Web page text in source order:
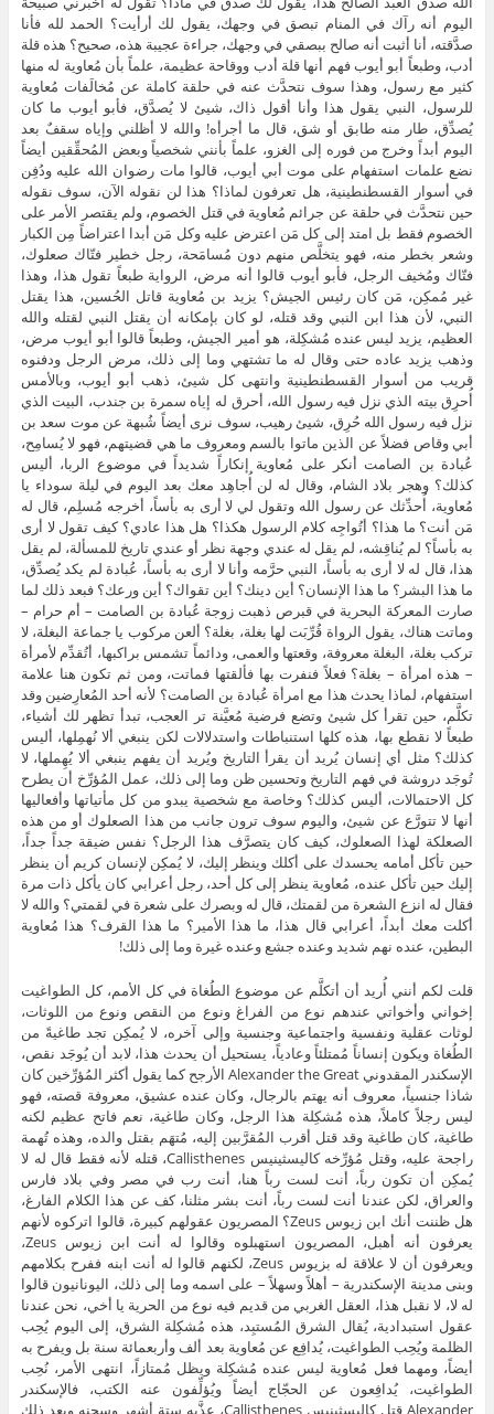
اليوم أنه رآك في المنام تبصق في وجهك، يقول لك أرأيت؟ الحمد لله فأنا
صدَّقته، أنا أثبت أنه صالح ببصقي في وجهك، جراءة عجيبة هذه، صحيح؟ هذه قلة
أدب، وطبعاً أبو أيوب فهم أنها قلة أدب ووقاحة عظيمة، علماً بأن مُعاوية له منها
كثير مع رسول، وهذا سوف نتحدَّث عنه في حلقة كاملة عن مُخالَفات مُعاوية
للرسول، النبي يقول هذا وأنا أقول ذاك، شيئ لا يُصدَّق، فأبو أيوب ما كان
يُصدِّق، طار منه طابق أو شق، قال ما أجرأه! والله لا أظلني وإياه سقفٌ بعد
اليوم أبداً وخرج من فوره إلى الغزو، علماً بأنني شخصياً وبعض المُحقِّقين أيضاً
نضع علمات استفهام على موت أبي أيوب، قالوا مات رضوان الله عليه ودُفِن
في أسوار القسطنطينية، هل تعرفون لماذا؟ هذا لن نقوله الآن، سوف نقوله
حين نتحدَّث في حلقة عن جرائم مُعاوية في قتل الخصوم، ولم يقتصر الأمر على
الخصوم فقط بل امتد إلى كل مَن اعترض عليه وكل مَن أبدا اعتراضاً مِن الكبار
وشعر بخطر منه، فهو يتخلَّص منهم دون مُسامَحة، رجل خطير فتّاك صعلوك،
فتّاك ومُخيف الرجل، فأبو أيوب قالوا أنه مرض، الرواية طبعاً تقول هذا، وهذا
غير مُمكِن، مَن كان رئيس الجيش؟ يزيد بن مُعاوية قاتل الحُسين، هذا يقتل
النبي، لأن هذا ابن النبي وقد قتله، لو كان بإمكانه أن يقتل النبي لقتله والله
العظيم، يزيد ليس عنده مُشكِلة، هو أمير الجيش، وطبعاً قالوا أبو أيوب مرض،
وذهب يزيد عاده حتى وقال له ما تشتهي وما إلى ذلك، مرض الرجل ودفنوه
قريب من أسوار القسطنطينية وانتهى كل شيئ، ذهب أبو أيوب، وبالأمس
أُحرِق بيته الذي نزل فيه رسول الله، أحرق له إياه سمرة بن جندب، البيت الذي
نزل فيه رسول الله حُرِق، شيئ رهيب، سوف نرى أيضاً شُبهة عن موت سعد بن
أبي وقاص فضلاً عن الذين ماتوا بالسم ومعروف ما هي قضيتهم، فهو لا يُسامِح،
عُبادة بن الصامت أنكر على مُعاوية إنكاراً شديداً في موضوع الربا، أليس
كذلك؟ وهجر بلاد الشام، وقال له لن أُجاهِد معك بعد اليوم في ليلة سوداء يا
مُعاوية، أُحدِّثك عن رسول الله وتقول لي لا أرى به بأساً، أخرجه مُسلِم، قال له
مَن أنت؟ ما هذا؟ أتُواجِه كلام الرسول هكذا؟ هل هذا عادي؟ كيف تقول لا أرى
به بأساً؟ لم يُناقِشه، لم يقل له عندي وجهة نظر أو عندي تاريخ للمسألة، لم يقل
هذا، قال له لا أرى به بأساً، النبي حرَّمه وأنا لا أرى به بأساً، عُبادة لم يكد يُصدِّق،
ما هذا البشر؟ ما هذا الإنسان؟ أين دينك؟ أين تقواك؟ أين ورعك؟ فبعد ذلك لما
صارت المعركة البحرية في قبرص ذهبت زوجة عُبادة بن الصامت – أم حرام –
وماتت هناك، يقول الرواة قُرِّبَت لها بغلة، بغلة؟ ألعن مركوب يا جماعة البغلة، لا
تركب بغلة، البغلة معروفة، وقعتها والعمى، ودائماً تشمس براكبها، أتُقدِّم لأمرأة
– هذه امرأة – بغلة؟ فعلاً فنفرت بها فألقتها فماتت، ومن ثم تكون هنا علامة
استفهام، لماذا يحدث هذا مع امرأة عُبادة بن الصامت؟ لأنه أحد المُعارِضين وقد
تكلَّم، حين تقرأ كل شيئ وتضع فرضية مُعيَّنة تر العجب، تبدأ تظهر لك أشياء،
طبعاً لا نقطع بها، هذه كلها استنباطات واستدلالات لكن ينبغي ألا نُهمِلها، أليس
كذلك؟ مثل أي إنسان يُريد أن يقرأ التاريخ ويُريد أن يفهم ينبغي ألا يُهِملها، لا
تُوجَد دروشة في فهم التاريخ وتحسين ظن وما إلى ذلك، عمل المُؤرِّخ أن يطرح
كل الاحتمالات، أليس كذلك؟ وخاصة مع شخصية يبدو من كل مأتياتها وأفعاليها
أنها لا تتورَّع عن شيئ، واليوم سوف ترون جانب من هذا الصعلوك أو من هذه
الصعلكة لهذا الصعلوك، كيف كان يتصرَّف هذا الرجل؟ نفس ضيقة جداً جداً،
حين تأكل أمامه يحسدك على أكلك وينظر إليك، لا يُمكِن لإنسان كريم أن ينظر
إليك حين تأكل عنده، مُعاوية ينظر إلى كل أحد، رجل أعرابي كان يأكل ذات مرة
فقال له انزع الشعرة من لقمتك، قال له وبصرك على شعرة في لقمتي؟ والله لا
أكلت معك أبداً، أعرابي قال هذا، ما هذا الأمير؟ ما هذا القرف؟ هذا مُعاوية
البطين، عنده نهم شديد وعنده جشع وعنده غيرة وما إلى ذلك!
قلت لكم أنني أُريد أن أتكلَّم عن موضوع الطُغاة في كل الأمم، كل الطواغيت إخواني وأخواتي عندهم نوع من الفراغ ونوع من النقص ونوع من اللوثات، لوثات عقلية ونفسية واجتماعية وجنسية وإلى آخره، لا يُمكِن تجد طاغيةً من الطُغاة ويكون إنساناً مُمتلئاً وعادياً، يستحيل أن يحدث هذا، لابد أن يُوجَد نقص، الإسكندر المقدوني Alexander the Great الأرجح كما يقول أكثر المُؤرِّخين كان شاذا جنسياً، معروف أنه يهتم بالرجال، وكان عنده عشيق، معروفة قصته، فهو ليس رجلاً كاملاً، هذه مُشكِلة هذا الرجل، وكان طاغية، نعم فاتح عظيم لكنه طاغية، كان طاغية وقد قتل أقرب المُقرَّبين إليه، مُتهَم بقتل والده، وهذه تُهمة راجحة عليه، وقتل مُؤرِّخه كاليسثينيس Callisthenes، قتله لأنه فقط قال له لا يُمكِن أن تكون رباً، أنت لست رباً هنا، أنت رب في مصر وفي بلاد فارس والعراق، لكن عندنا أنت لست رباً، أنت بشر مثلنا، كف عن هذا الكلام الفارغ، هل ظننت أنك ابن زيوس Zeus؟ المصريون عقولهم كبيرة، قالوا اتركوه لأنهم يعرفون أنه أهبل، المصريون استهبلوه وقالوا له أنت ابن زيوس Zeus، ويعرفون أن لا علاقة له بزيوس Zeus، لكنهم قالوا له أنت ابنه ففرح بكلامهم وبنى مدينة الإسكندرية – أهلاً وسهلاً – على اسمه وما إلى ذلك، اليونانيون قالوا له لا، لا نقبل هذا، العقل الغربي من قديم فيه نوع من الحرية يا أخي، نحن عندنا عقول استبدادية، يُقال الشرق المُستبِد، هذه مُشكِلة الشرق، إلى اليوم يُحِب الظلمة ويُحِب الطواغيت، يُدافِع عن مُعاوية بعد ألف وأربعمائة سنة بل ويفرح به أيضاً، ومهما فعل مُعاوية ليس عنده مُشكِلة ويظل مُمتازاً، انتهى الأمر، نُحِب الطواغيت، يُدافِعون عن الحجّاج أيضاً ويُؤلِّفون عنه الكتب، فالإسكندر Alexander قتل كاليسثينيس Callisthenes، عذَّبه ستة أشهر وسجنه وبعد ذلك قتله، فهو طاغية، أحرق بلاداً كاملة أيضاً، طريقة الإسكندر Alexander أنه يدخل بلد ما فإذا استسلمت له يُعامِلها كما يُعامِل الفاتحون، يأسر ويأخذ النسوان وما إلى ذلك، إذا لم تستسلم يحرق البلد بما فيها، تدمير كامل، ما هذا الملعون؟ شخص مُعقَّد طاغية Tyrant، تعال وانظر إلى هتلر Hitler، تعال وانظر إلى نابليون Napoléon، نابليون Napoléon ثبت عنه الآتي وهناك بعض الوثائق الدقيقة جداً جداً، الرجل في آخر حياته في سانت هيلانة Saint Helena خرجت له أثداء كأثداء النساء وأصبحت مقعدته عظيمة جداً، أي خلفيته، فثبت أن الرجل للأسف الشديد عنده نقص هرموني، وأنت حين تراه تجد مُشكِلة فعلاً في شخصيته، نابليون Napoléon ليس رجلاً كاملاً، فمثل هذا الرجل الذي كان مطعوناً في الرجل لابد أن يُصبِح أكبر قائد وأكبر فاتح ويُدمِّر الدنيا، القذّافي من يوم يومي كما يُقال وأنا أُشير إلى انحراف القذّافي الجنسي، الطُغيان الذي في شخصية القذّافي والعُقدة القاتلة عنده من كل رجل واضحة، حتى حراسته من النسوان، لا يُريد الرجال، يحقد حتى على لاعبي كرة القدم، أنا رسّام فماذا عني؟ لا يحتمل هذا، وقد رأينا اللقاء مع المُصوِّر الخاص به، قال كنت أكون يوماً معه وثلاثة أيام في السجن أو أكون يوماً معه وأربعة أيام في السجن، قال لا يحتمل أبداً أن تقول له فلان مُصوِّر عظيم، لا تقل هذا وإلا تُقطَع رأسه، القذّافي مُصوِّر عظيم، لم يبقى إلا أن يكون زبّالاً عظيماً، في كل شيئ يتفوَّق القذّافي، لا يحتمل نجاح أحد، لماذا؟ لأنه مطعون الرجولة، وبعد ذلك ثبت هذا ببعض الأشياء، المُهِم هذه موضوعات أُخرى ولا نحكي كل ما نعرفه، الآن يُوجَد رجل ألماني عمره ثمانين سنة وقد عاش مع القذّافي عشرين سنة في الداخل، الآن يكتب كتاباً، أنا بيني وبين هذا الألماني واسطة واحدة حدَّثتي بكل شيئ، وسوف يصدر هذا الكتاب، عشرون سنة في حظيرة القذّافي، قال هو شاذ وجماعة من أولاده شاذين كانوا، وواضح تماماً هذا، أنا – والله العظيم – قلت – وذكرت هذا في خُطبتي قبل أن تصلني هذه المعلومة عن هذا الألماني، علماً بأن هذا الألماني جنرال كبير وملياردير كبير جداً جداً – عنده مُشكِلة جندرية، أليس كذلك؟ وقال الليبيون كنا نظن في هذا الطاغية كل شيئ إلا المُشكِلة الجندرية هذه لم ننتبه إليها، لكن أنا كنت مُنتبهاً إليها، كنت أعرفها وأراها تماماً، عبد الناصر لم أستثنه، أليس كذلك؟ لم تُعجِبني لُغة عبد الناصر، أسلوبه في الكلام يُشير إلى شيئ، وقلت لكم سيكشف التاريخ هذا، إلى الآن لم ينكشف هذا لكن سوف ينكشف، يقول خلقت فيكم العزة والكرامة بطريقة تختلف عن طريقة الرجال، الرجل لا يتكلَّم بهذه الطريقة، يقول العزة والكرامة بصوت غريب، الرجل لا يتكلَّم هكذا، هناك مُشكِلة مُعيَّنة، هتلر Hitler كان كذلك، كنت صغيراً في الأعدادية ورأيت كيف كان يتكلَّم فقلت هذا مُخنَّث، مُستحيل، ما هذه الحركات؟ ما هذا؟ وفعلاً خرجت شُبهة كبيرة على هتلر Hitler، العقاد لم تفته مُلاحَظة هذا الأمر، وكتب هتلر Hitler في الميزان واتهمه بوجود نقص في الرجولة، وقال صدره رفيع وحوضه عريض جداً، قال عنده مُشكِلة هرمونية، العقّاد ذكي، فطلب رأسه هتلر Hitler، ولما دخل قواته مصر فرّ إلى السودان العقّاد، كان مطلوب الرأس، ذكي ولم يفته الأمر هذا، وفعلاً اتضح أن هتلر Hitler عنده مُشكِلة، الآن بدأ يتكشَّف الأمر، لا يُوجَد طاغية إلا وعنده عُقدة، ليس شرطاً أن تكون عُقدة جنسية فانتبهوا، هذه الناحية الجنسية، هناك عُقدة الفقر، يكون صعلوكاً، يكون رجلاً وليس عنده أي مُشكِلة لكنه يعيش في أسرة فقيرة جداً جداً، لا يجد الخبز كما يقولون، لا يجد شيئاً، عُيَّر بالفقر وعيَّرت أمه وربما اضطرت أن تعمل عند الناس خادمة وما إلى ذلك، يُصبِح حاقداً على المُجتمَع وعنده عُقدة المال، يكبر ويُصبِح رئيساً أو يُصبِح وزيراً أو يُصبِح أميراً فيُحِب أن يحتاز الدنيا بما فيها، لا يشبع ولا يقنع، يُجنِّن الناس ويطلب المزيد باستمرار، يقول هات دائماً، أنا أفترض الآن – وقلت هذا للإخوة بعد الدرس فأنا أُحِب أن أكون صريحاً – أن مُعاوية عنده على الأقل كلتا العُقدتين، طبعاً هناك عُقد في النسب، كأن يكون الإنسان مطعوناً في نسبه، ظنين وزنيم، يُقال هذا أبوه أو ليس أباه وأمه أخطأت وما إلى ذلك، هذه المسألة تُحدِث له عُقدة كبيرة جداً جداً، ولذلك المطعونون في أنسابهم – والعياذ بالله – دائماً يشتغلون إما جواسيس أو أعوان للظلمة أو طواغيت وما إلى ذلك، لعنة على الناس، وقل مَن ينجو منهم، بعضهم يُمكِن أن ينجو ويُصبِح إنساناً صالحاً، هذا موجود، لكن مُعظَمهم ليس كذلك، لأنه حاقد، حاقد على المُجتمَع وعلى أبيه وعلى أمه وعلى كل شيئ، لا يكون المسكين إنساناً سوياً، وقد يكون عند الله له بعض العُذر، على كل حال هناك عُقد كثيرة، تخيَّل أن ابن الزنا يُصبِح رئيساً، لماذا نقول هذا؟ لأن زياد ابن أبيه هو ابم زنا، وهذا صار والياً على البصرة والكوفة ونواحي خراسان، ذبح الدنيا هذا ودمَّر الناس، ابنه نفس الشيئ، أعني عُبيد الله بن زياد، هؤلاء أولاد حرام، ماذا تتوقع منه أن يفعل؟ هذا يقتل ابن النبي، يفرح بنفسه لأنه قتل ابن النبي، يقول البعيد نعم أنا ابن زنا لكن أنا تسببت في قتل ابن النبي، لعنة الله عليك وعلى أصلك، لا يهتم ويجد مَن يُؤيده، هذه عُقد، أنواع من العُقد واللوثات، أنا أفترض أن مُعاوية عنده عُقدتان بالنسبة لي واضحتان، عُقدة الصعلكة والفقر، حديث صعلوك لا مال له، وحديث يا رسول إنا أبا سُفيان رجل شحيح لا يُعطيني ما يكفيني وولدي، وهذا الحديث معروف ومشهور جداً وهو حديث صحيح، قال لها خُذي – هند – ما يكفيكِ وولدكِ بالمعروف، فهمنا الآن أنه ابن سُفيان وزعيم بني كنانة بعد موت جده عُتبة في معركة بدر وأبو سُفيان رأس الأحزاب وكهف الكفّار والمُنافِقين وما إلى ذلك لكن أبو سُفيان عاش ومات مسّيكاً شحيحاً بخيلاً، جلدة كما نقول بالعامية، كان جلدة لا يبض بقطرة، فولد مثل مُعاوية طبعاً عنده طموح وما إلى ذلك مثل أمه – أخذ الطموح من أمه – يعيش بهذا يُصبِح ناقماً ومُتعطِّشاً للأموال، سوف ترون اليوم طرفاً من عشق هذا الصعلوك للمال، عشق غريب لم أر مثله، لم أر أحداً يعشق المال في جيل الصحابة والجيل المُبارَك مثل مُعاوية بن أبي سُفيان، عشق رهيب، لا يشبع الرجل، لا يشبع ولا يقنع وهذا عجيب، فهذا كان أولاً، ثانياً العُقدة الجنسية وهي العقدة الثانية، كل أوصاف مُعاوية في كل الكتب التي أرَّخت له تُؤكِّد أن عنده مُشكِلة، وكان يُلقَّب بالمُسته، يُقال في وصفه وكان مُستَهاً، ما معنى وكان مُستَهاً؟ خلفيته – عدم المُؤاخَذة في هذه الكلمة – عظيمة، ولذلك تعرفون ما حدث حين جاء له أحد الناس ومد رجليه، ومُعاوية لأنه صعلوك لا يقدر على أن يسكت، لابد أن يُهينك بكلمة في عِرضك أو في شكلك أو في أكلك، صعلوك فعلاً، لا يتصرَّف كملك حقيقي، وقالوا مُعاوية – هذا يُنسَب إلى الصحابة وهذا كذب، هذا مُهِم لكي تعرفوا هذا الكذب وتعرفوا كيف يُضحَك علينا – أسود الناس، قالوا وكان لا يُدانيه في السيادة – أي لا أبي بكر ولا عمر ولا عثمان ولا عليّ – إلا رسول الله، ما شاء الله بعد الرسول أكثر رجل يُمكِن أن يكون ملكاً وسيداً مُعاوية، كذبتم يا أخي، اتركوا هذا الكلام الفارغ، اقرأوا تراجم مُعاوية، مُعاوية صعلوك حقيقي، ألفاظه وحياته كلها صعلكة في صعلكة، ملك في حقيقته صعلوك أو صعلوك في ثوب ملك، لا نُريد أن نُغَش عنه، مَن يُحِب أن يُخدَع فيه فليُخدّع وليفرح بهذا الصعلوك الذي يُحِبه، لكن نحن لا نُخدَع فيه، هذا الرجل مد رجليه فمُباشَرةً نبذه، قال يا ليت لي جارية لها مثل ساقيك، قال له في مثل عجيزتك يا أمير المُؤمِنين، مُباشَرةً أفحمه، العرب كان عندهم نوع من الحرية، أبيع لك ديني – كان بعضهم يبيع دينه – لكن إياك أن تتكلَّم في شيئ يطعن في شخصياً لكي تُهينني، لا أتحمَّل ولو وصل الأمر إلى قطع رأسي، عندهم هذا الشيئ الأعراب، قال له في مثل عجيزتك يا أمير المُؤمِنين، عجيزة مثل عجيزتك وسيقان مثل سيقاني، أهلاً وسهلاً بهذا، مُباشَرةً قال له هذا فسكت أو بالأحرى أُسكِت، صعلوك، لماذا تجر على نفسك مثل هاته المقالات؟ لأنه يتحمَّل السكوت عن الناس، يُحِب أن يُؤذي الناس، سوف ترون كيف آذي أسامة بن زيد بعد قليل في أمه، أي أم أيمن، شيئ عار، لكن هكذا طبع هذا الرجل، على كل حال هناك العُقدة الجنسية، ليس فقط لأنه كان مُستَهاً لأن سوف ترون روايات أُخرى عنه، أنا قلت أنني أعربت عن شكي في موضوع سوف نُناقِشه حين نأنتي إلى موضوع الذين اغتالهم أو شارك في اغتيالهم مُعاوية، وهو عندنا ليس بريئاً تماماً طبعا، ليس مُداناً مائة في المائة لكن ليس بريئاً تماماً من اغتيال عليّ، وحكاية أن ثلاثة من الخوارج خرجوا فذهب أحدهم إلى مصر وذهب الثاني إلى الشام وذهب الثالث إلى الكوفة غير مقبولة، الذي اغتال الأسد – أسد الله الغالب – كيف نجح؟ أعني عبد الرحمن بن ملجم لعنة الله عليه، واغتال مَن؟ الأسد الذي تخاف أن تقترب منه، هذا عليّ عليه السلام، عليّ لم يقدر أحد عليه، أفرس الفرسان، لكن هذا نجح في اغتياله ما شاء الله، عمرو بن العاص لم يخرج، قدر ومقدور، خرج القاضي وقُتِل، مُعاوية ضُرِب فقط في خلفيته وأُصيبت فخذه، هكذا قالوا، هل فعلاً حدث هذا الكلام؟ قالوا حدث وبعد ذلك جاء الطبيب وقال له إما أن أكويك بالنار فتبرأ وإما أن تشرب دواءً مُراً جداً فتشفى يا أمير المُؤمِنين ولكن ينقطع نسلك، أنا لم أُصدِّق هذا، قال النار لا صبر لي عليها، كان عنده يزيد وربما عبد الله، أي كان عنده اثنان، لم يكن عنده أولاد، معروف أن آل حرب كانوا قلة، مُعاوية كان يغتاظ من هذا، لماذا آل حرب قلة؟ آل أبي العاص كانوا كثرة، النبي تنبأ بهذا وقال إذا بلغ بنو أبي العاص ثلاثين رجلاً اتخذوا دين الله دخلاً وعباد الله خولاً ومال الله دولاً، وهذا الذي حدث، سُبحان الله هذا الذي حدث، هم الذين غلبوا في هذا الشيئ، فمُستحيل أن رجلاً كمُعاوية يفعل هذا، وهو عنده ما يُريد من الجواري والنساء ويُحِب أن يكون له أولاد، أليس كذلك؟ لكي يرثوا مُلكه، قال لا صبر لي على الكي، القصة في نظري مُلفَّقة كلها، فقط هي نوع من الحيلة، يحتال لإقناع الناس ولإقناع زوجاته بالذات أنه توقَّف عن النفع، أنا عنين، وقال ابن عساكر وغيره انقطع حبل منيه، لأن هذا بعد ذلك اضطُر إلى كذا وكذا، ا